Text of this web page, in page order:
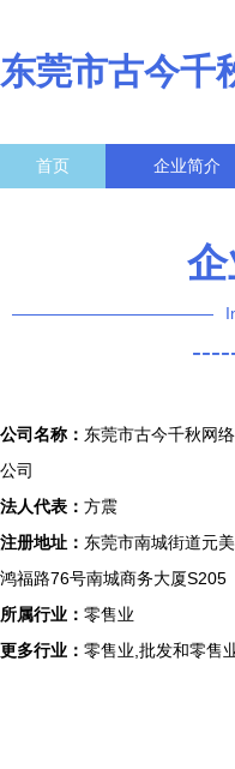
东莞市古今千
首页 企业简介
公司名称： 东莞市古今千秋网
公司
法人代表： 方震
注册地址： 东莞市南城街道元
鸿福路76号南城商务大厦S205
所属行业： 零售业
更多行业： 零售业,批发和零售